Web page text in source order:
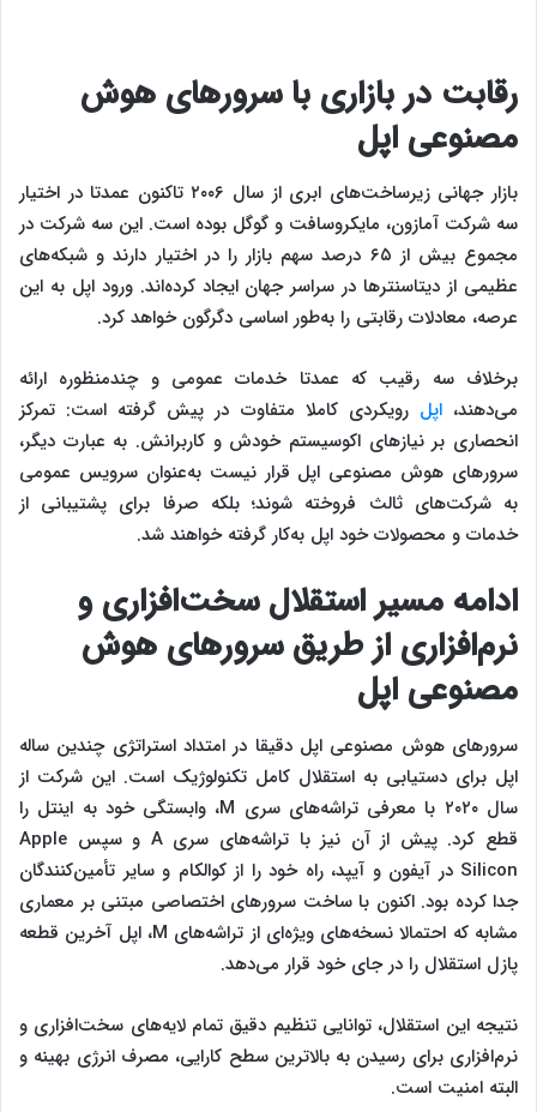
رقابت در بازاری با سرورهای هوش
مصنوعی اپل
بازار جهانی زیرساخت‌های ابری از سال ۲۰۰۶ تاکنون عمدتا در اختیار
سه شرکت آمازون، مایکروسافت و گوگل بوده است. این سه شرکت در
مجموع بیش از ۶۵ درصد سهم بازار را در اختیار دارند و شبکه‌های
عظیمی از دیتاسنترها در سراسر جهان ایجاد کرده‌اند. ورود اپل به این
عرصه، معادلات رقابتی را به‌طور اساسی دگرگون خواهد کرد.
برخلاف سه رقیب که عمدتا خدمات عمومی و چندمنظوره ارائه
می‌دهند،اپل رویکردی کاملا متفاوت در پیش گرفته است: تمرکز
انحصاری بر نیازهای اکوسیستم خودش و کاربرانش. به عبارت دیگر،
سرورهای هوش مصنوعی اپل قرار نیست به‌عنوان سرویس عمومی
به شرکت‌های ثالث فروخته شوند؛ بلکه صرفا برای پشتیبانی از
خدمات و محصولات خود اپل به‌کار گرفته خواهند شد.
ادامه مسیر استقلال سخت‌افزاری و
نرم‌افزاری از طریق سرورهای هوش
مصنوعی اپل
سرورهای هوش مصنوعی اپل دقیقا در امتداد استراتژی چندین ساله
اپل برای دستیابی به استقلال کامل تکنولوژیک است. این شرکت از
سال ۲۰۲۰ با معرفی تراشه‌های سری M، وابستگی خود به اینتل را
قطع کرد. پیش از آن نیز با تراشه‌های سری A و سپس Apple
Silicon در آیفون و آیپد، راه خود را از کوالکام و سایر تأمین‌کنندگان
جدا کرده بود. اکنون با ساخت سرورهای اختصاصی مبتنی بر معماری
مشابه که احتمالا نسخه‌های ویژه‌ای از تراشه‌های M، اپل آخرین قطعه
پازل استقلال را در جای خود قرار می‌دهد.
نتیجه این استقلال، توانایی تنظیم دقیق تمام لایه‌های سخت‌افزاری و
نرم‌افزاری برای رسیدن به بالاترین سطح کارایی، مصرف انرژی بهینه و
البته امنیت است.